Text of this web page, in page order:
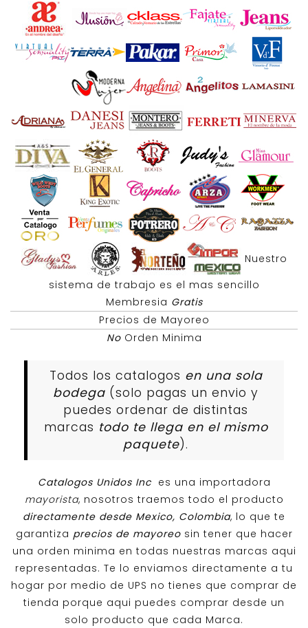
Nuestro
sistema de trabajo es el mas sencillo
Membresia Gratis
Precios de Mayoreo
NoOrden Minima
Todos los catalogos en una sola
bodega (solo pagas un envio y
puedes ordenar de distintas
marcas todo te llega en el mismo
paquete).
Catalogos Unidos Inc es una importadora
mayorista, nosotros traemos todo el producto
directamente desde Mexico, Colombia, lo que te
garantiza precios de mayoreosin tener que hacer
una orden minima en todas nuestras marcas aqui
representadas. Te lo enviamos directamente a tu
hogar por medio de UPS no tienes que comprar de
tienda porque aqui puedes comprar desde un
solo producto que cada Marca.